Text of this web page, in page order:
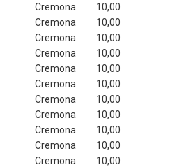
Cremona
 10,00
Cremona
 10,00
Cremona
 10,00
Cremona
 10,00
Cremona
 10,00
Cremona
 10,00
Cremona
 10,00
Cremona
 10,00
Cremona
 10,00
Cremona
 10,00
Cremona
 10,00